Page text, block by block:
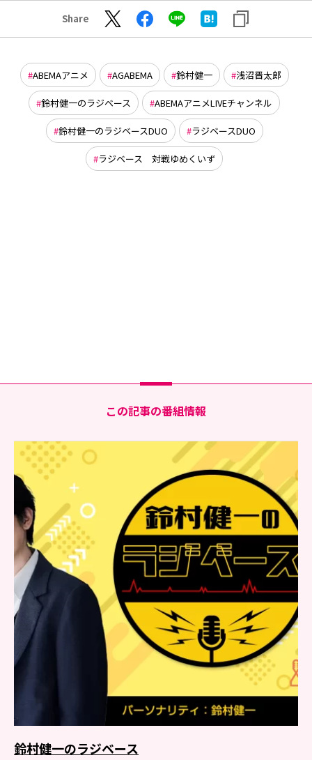
Share
ABEMAアニメ AGABEMA 鈴村健一 浅沼晋太郎
鈴村健一のラジベース ABEMAアニメLIVEチャンネル
鈴村健一のラジベースDUO ラジベースDUO
ラジベース 対戦ゆめくいず
この記事の番組情報
鈴村健一のラジベース